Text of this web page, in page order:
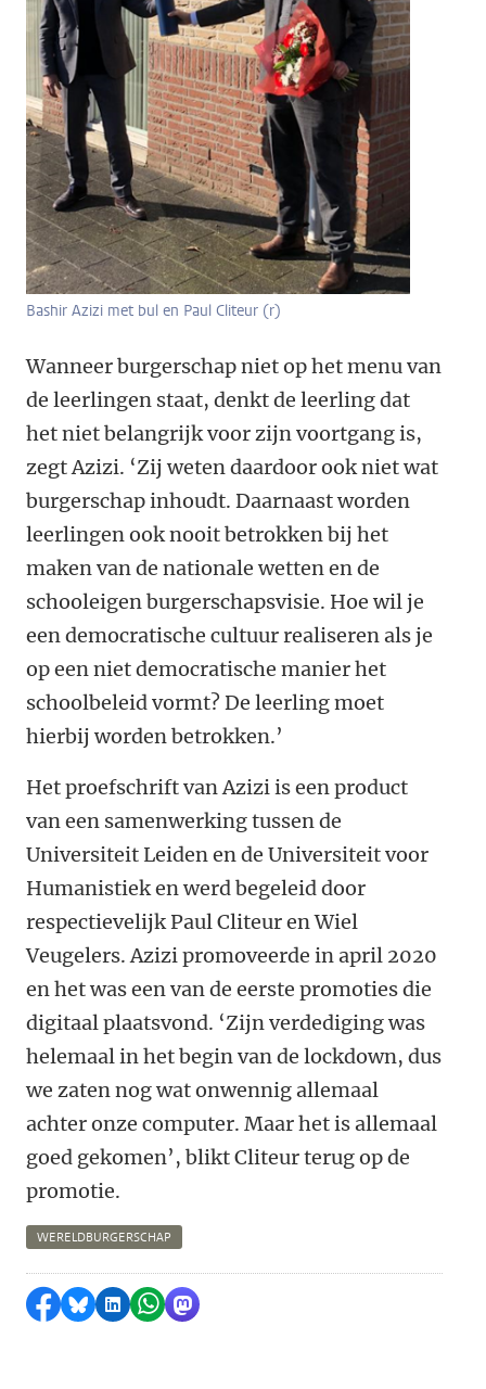
Bashir Azizi met bul en Paul Cliteur (r)
Wanneer burgerschap niet op het menu van
de leerlingen staat, denkt de leerling dat
het niet belangrijk voor zijn voortgang is,
zegt Azizi. ‘Zij weten daardoor ook niet wat
burgerschap inhoudt. Daarnaast worden
leerlingen ook nooit betrokken bij het
maken van de nationale wetten en de
schooleigen burgerschapsvisie. Hoe wil je
een democratische cultuur realiseren als je
op een niet democratische manier het
schoolbeleid vormt? De leerling moet
hierbij worden betrokken.’
Het proefschrift van Azizi is een product
van een samenwerking tussen de
Universiteit Leiden en de Universiteit voor
Humanistiek en werd begeleid door
respectievelijk Paul Cliteur en Wiel
Veugelers. Azizi promoveerde in april 2020
en het was een van de eerste promoties die
digitaal plaatsvond. ‘Zijn verdediging was
helemaal in het begin van de lockdown, dus
we zaten nog wat onwennig allemaal
achter onze computer. Maar het is allemaal
goed gekomen’, blikt Cliteur terug op de
promotie.
WERELDBURGERSCHAP
Delen op Facebook
Delen via Bluesky
Delen op LinkedIn
Delen via WhatsApp
Delen via Mastodon